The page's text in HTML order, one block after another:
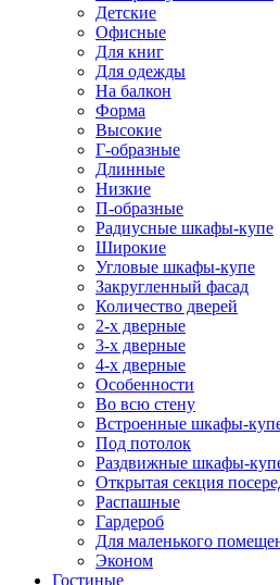
Детские
Офисные
Для книг
Для одежды
На балкон
Форма
Высокие
Г-образные
Длинные
Низкие
П-образные
Радиусные шкафы-купе
Широкие
Угловые шкафы-купе
Закругленный фасад
Количество дверей
2-х дверные
3-х дверные
4-х дверные
Особенности
Во всю стену
Встроенные шкафы-
Под потолок
Раздвижные шкафы-
Открытая секция
Распашные
Гардероб
Для маленького
Эконом
Гостиные